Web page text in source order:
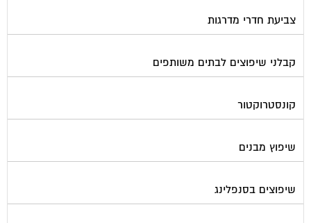
צביעת חדרי מדרגות
קבלני שיפוצים לבתים משותפים
קונסטרוקטור
שיפוץ מבנים
שיפוצים בסנפלינג